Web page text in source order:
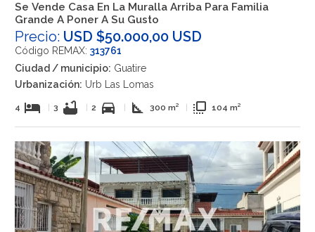
Se Vende Casa En La Muralla Arriba Para Familia
Grande A Poner A Su Gusto
Precio: USD $50.000,00 USD
Código REMAX: 313761
Ciudad / municipio: Guatire
Urbanización: Urb Las Lomas
4 hotel 3 bathtub 2 directions_car square_foot 300 m² flip_to_front 104 m²